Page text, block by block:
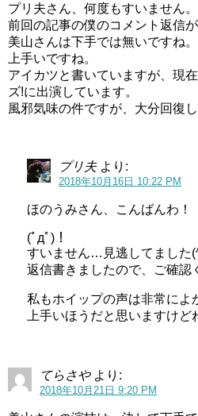
美山加恋さんは、アイカツフレ
プリアラが終了してから、3か月
レンズが始まったので、美山加
プリ夫さん、何度もすいません。
前回の記事の僕のコメント返信が
美山さんは下手では無いですね。
上手いですね。
アイカツと書いていますが、現
ズ!に出演しています。
風邪気味の件ですが、大分回復し
プリ夫 より:
2018年10月16日 10:22 PM
ほのうみさん、こんばんわ！
(ﾟдﾟ)！
すいません…見逃してました
返信書きましたので、ご確認
私もホイップの声は非常によ
上手いほうだと思いますけど
てらさや より:
2018年10月21日 9:20 PM